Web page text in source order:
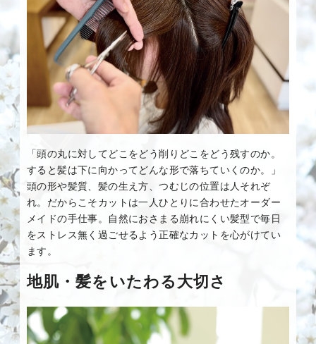
「頭の丸に対してどこをどう削りどこをどう残すのか。
すると髪は下に向かってどんな形で落ちていくのか。」
頭の形や髪質、髪の生え方、つむじの位置は人それぞ
れ。だからこそカットは一人ひとりに合わせたオーダー
メイドの手仕事。自然におさまる崩れにくい髪型で毎日
をストレス無く過ごせるよう正確なカットを心がけてい
ます。
地肌・髪をいたわる大切さ